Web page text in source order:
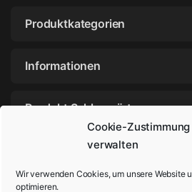
Cookie-Zustimmung
verwalten
Wir verwenden Cookies, um unsere Website
optimieren.
Produktkategorien
Informationen
Produkt Schlagwörter